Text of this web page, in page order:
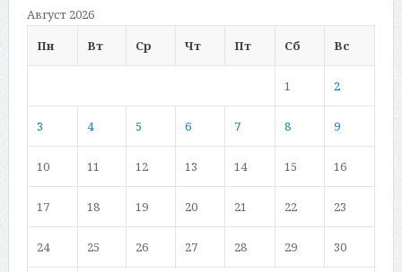
Август 2026
Пн
Вт Ср Чт Пт Сб Вс
1 2
3 4 5 6 7 8 9
10 11 12 13 14 15 16
17 18 19 20 21 22 23
24 25 26 27 28 29 30